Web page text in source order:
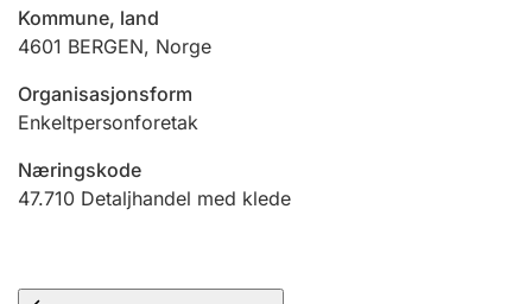
Ektepaktrettleiaren
Andre tema
Kommune, land
4601 BERGEN, Norge
Organisasjonsform
Enkeltpersonforetak
Næringskode
47.710 Detaljhandel med klede